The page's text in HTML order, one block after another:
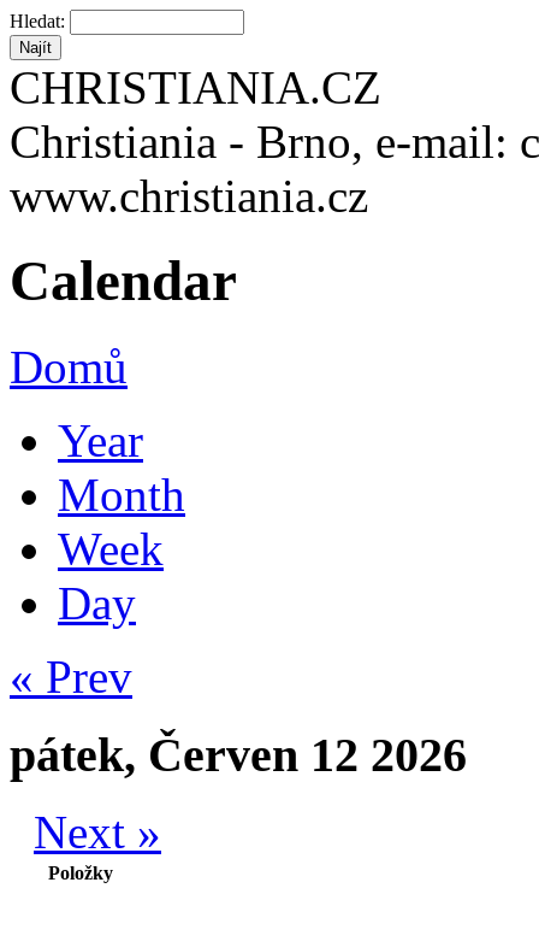
Hledat:
CHRISTIANIA.CZ
Christiania - Brno, e-mail:
www.christiania.cz
Calendar
Domů
Year
Month
Week
Day
« Prev
pátek, Červen 12 2026
Next »
Položky